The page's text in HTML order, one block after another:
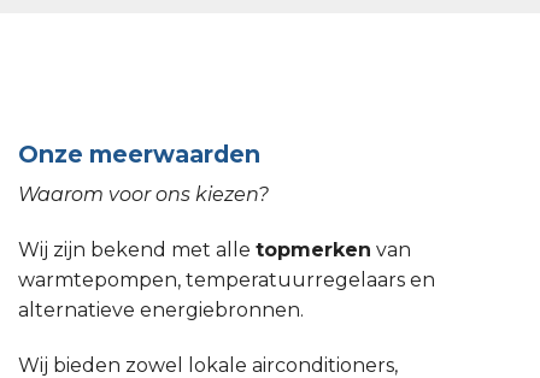
Onze meerwaarden
Waarom voor ons kiezen?
Wij zijn bekend met alle topmerken van
warmtepompen, temperatuurregelaars en
alternatieve energiebronnen.
Wij bieden zowel lokale airconditioners,